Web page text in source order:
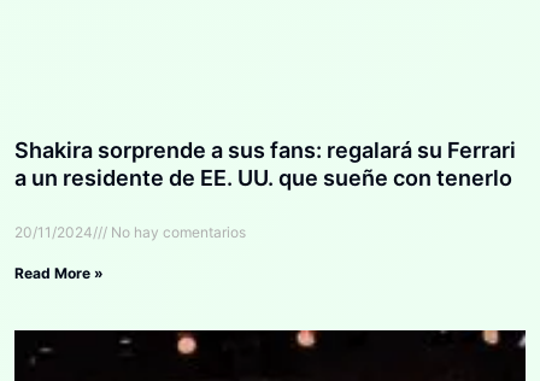
Shakira sorprende a sus fans: regalará su Ferrari
a un residente de EE. UU. que sueñe con tenerlo
20/11/2024 No hay comentarios
Read More »